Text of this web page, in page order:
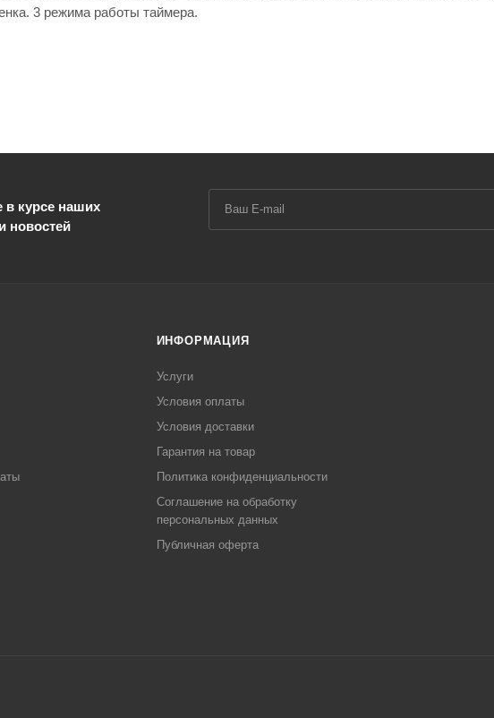
3 режима работы таймера.
в курсе наших
новостей
ИНФОРМАЦИЯ
Услуги
Условия оплаты
Условия доставки
Гарантия на товар
Политика конфиденциальности
Соглашение на обработку
персональных данных
Публичная оферта